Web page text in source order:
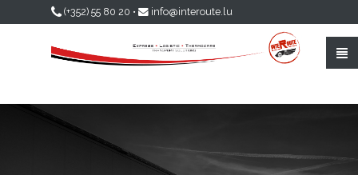
Skip to main content
(+352) 55 80 20 • info@interoute.lu